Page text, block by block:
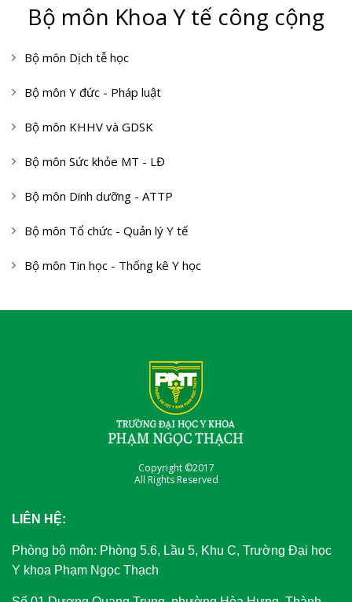
Bộ môn Khoa Y tế công cộng
Bộ môn Dịch tễ học
Bộ môn Y đức - Pháp luật
Bộ môn KHHV và GDSK
Bộ môn Sức khỏe MT - LĐ
Bộ môn Dinh dưỡng - ATTP
Bộ môn Tổ chức - Quản lý Y tế
Bộ môn Tin học - Thống kê Y học
Copyright ©2017
All Rights Reserved
LIÊN HỆ:
Phòng bộ môn: Phòng 5.6, Lầu 5, Khu C, Trường Đại học
Y khoa Phạm Ngọc Thạch